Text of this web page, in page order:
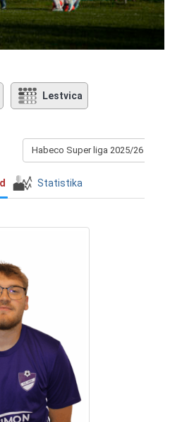
Lestvica
Habeco Super liga 2025/26
Statistika